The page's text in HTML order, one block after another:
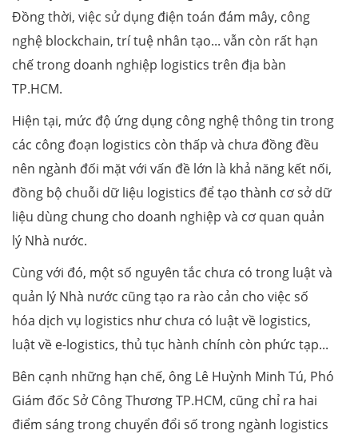
Đồng thời, việc sử dụng điện toán đám mây, công
nghệ blockchain, trí tuệ nhân tạo... vẫn còn rất hạn
chế trong doanh nghiệp logistics trên địa bàn
TP.HCM.
Hiện tại, mức độ ứng dụng công nghệ thông tin trong
các công đoạn logistics còn thấp và chưa đồng đều
nên ngành đối mặt với vấn đề lớn là khả năng kết nối,
đồng bộ chuỗi dữ liệu logistics để tạo thành cơ sở dữ
liệu dùng chung cho doanh nghiệp và cơ quan quản
lý Nhà nước.
Cùng với đó, một số nguyên tắc chưa có trong luật và
quản lý Nhà nước cũng tạo ra rào cản cho việc số
hóa dịch vụ logistics như chưa có luật về logistics,
luật về e-logistics, thủ tục hành chính còn phức tạp...
Bên cạnh những hạn chế, ông Lê Huỳnh Minh Tú, Phó
Giám đốc Sở Công Thương TP.HCM, cũng chỉ ra hai
điểm sáng trong chuyển đổi số trong ngành logistics